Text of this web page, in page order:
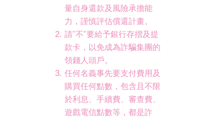
量自身還款及風險承擔能
力，謹慎評估償還計畫。
請"不"要給予銀行存摺及提
款卡，以免成為詐騙集團的
領錢人頭戶。
任何名義事先要支付費用及
購買任何點數，包含且不限
於利息、手續費、審查費、
遊戲電信點數等，都是詐